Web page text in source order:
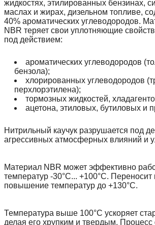
жидкостях, этилированных бензинах,
маслах и жирах, дизельном топливе,
40% ароматических углеводородов.
NBR теряет свои уплотняющие
под действием:
ароматических углеводородов
бензола);
хлорированных углеводородов
перхлорэтилена);
тормозных жидкостей,
ацетона, этиловых, бутиловых и
Нитрильный каучук разрушается под
агрессивных атмосферных влияний и
Материал NBR может эффективно
температур -30°С... +100°С. Переносит
повышение температур до +130°С.
Температура выше 100°С ускоряет
делая его хрупким и твердым. Процесс